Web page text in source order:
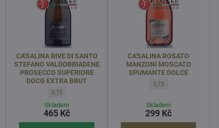
CA'SALINA RIVE DI SANTO
STEFANO VALDOBBIADENE
PROSECCO SUPERIORE
DOCG EXTRA BRUT
CA'SALINA RIVE DI SANTO STEFANO VALDOBBIADENE
0,75
Skladem
465 Kč
CA'SALINA ROSATO
MANZONI MOSCATO
SPUMANTE DOLCE
CA'SALINA ROSATO
0,75
Skladem
299 Kč